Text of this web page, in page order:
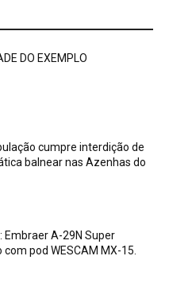
DO EXEMPLO
cumpre interdição de
balnear nas Azenhas do
Embraer A-29N Super
com pod WESCAM MX-15.